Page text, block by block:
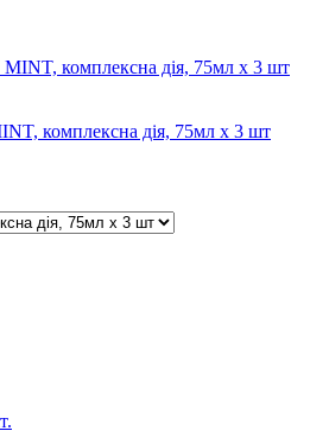
комплексна дія, 75мл х 3 шт